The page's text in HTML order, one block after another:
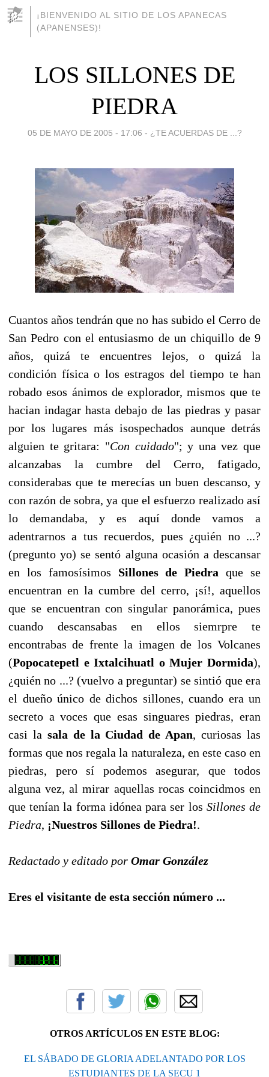
¡BIENVENIDO AL SITIO DE LOS APANECAS
(APANENSES)!
LOS SILLONES DE
PIEDRA
05 DE MAYO DE 2005 - 17:06 - ¿TE ACUERDAS DE ...?
Cuantos años tendrán que no has subido el Cerro de
San Pedro con el entusiasmo de un chiquillo de 9
años, quizá te encuentres lejos, o quizá la
condición física o los estragos del tiempo te han
robado esos ánimos de explorador, mismos que te
hacian indagar hasta debajo de las piedras y pasar
por los lugares más isospechados aunque detrás
alguien te gritara: "Con cuidado"; y una vez que
alcanzabas la cumbre del Cerro, fatigado,
considerabas que te merecías un buen descanso, y
con razón de sobra, ya que el esfuerzo realizado así
lo demandaba, y es aquí donde vamos a
adentrarnos a tus recuerdos, pues ¿quién no ...?
(pregunto yo) se sentó alguna ocasión a descansar
en los famosísimos Sillones de Piedraque se
encuentran en la cumbre del cerro, ¡sí!, aquellos
que se encuentran con singular panorámica, pues
cuando descansabas en ellos siemrpre te
encontrabas de frente la imagen de los Volcanes
(Popocatepetl e Ixtalcihuatl o Mujer Dormida),
¿quién no ...? (vuelvo a preguntar) se sintió que era
el dueño único de dichos sillones, cuando era un
secreto a voces que esas singuares piedras, eran
casi la sala de la Ciudad de Apan, curiosas las
formas que nos regala la naturaleza, en este caso en
piedras, pero sí podemos asegurar, que todos
alguna vez, al mirar aquellas rocas coincidmos en
que tenían la forma idónea para ser los Sillones de
Piedra, ¡Nuestros Sillones de Piedra!.
Redactado y editado por Omar González
Eres el visitante de esta sección número ...
OTROS ARTÍCULOS EN ESTE BLOG:
EL SÁBADO DE GLORIA ADELANTADO POR LOS
ESTUDIANTES DE LA SECU 1